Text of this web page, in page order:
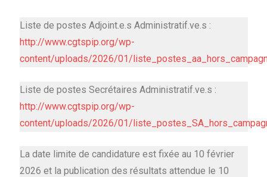
Liste de postes Adjoint.e.s Administratif.ve.s :
http://www.cgtspip.org/wp-
content/uploads/2026/01/
Liste de postes Secrétaires Administratif.ve.s :
http://www.cgtspip.org/wp-
content/uploads/2026/01/
La date limite de candidature est fixée au 10 février
2026 et la publication des résultats attendue le 10